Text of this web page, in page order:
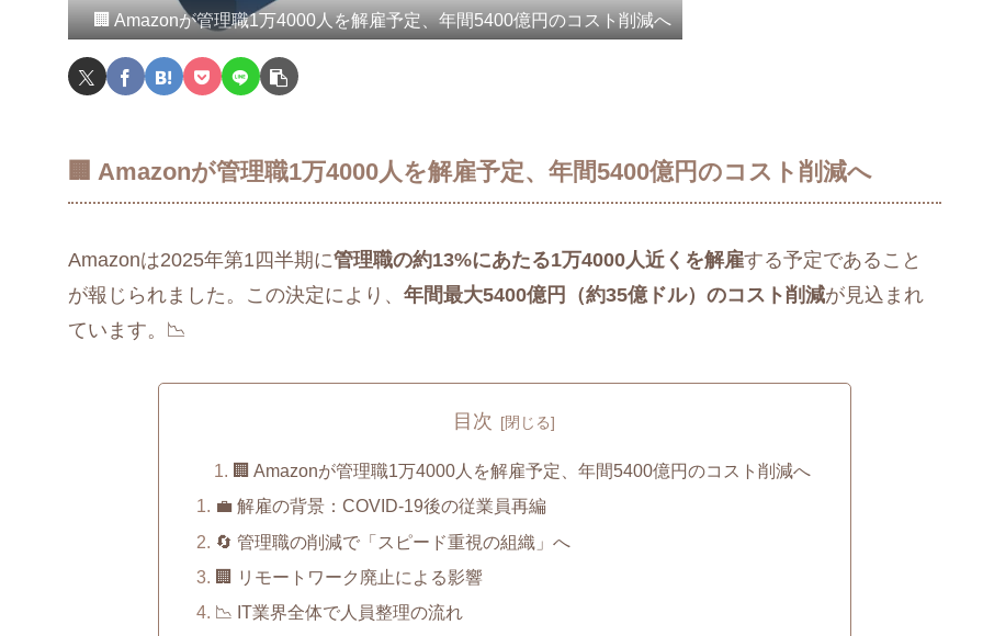
🏢 Amazonが管理職1万4000人を解雇予定、年間5400億円のコスト削減へ
🏢 Amazonが管理職1万4000人を解雇予定、年間5400億円のコスト削減へ
Amazonは2025年第1四半期に管理職の約13%にあたる1万4000人近くを解雇する予定であること
が報じられました。この決定により、 年間最大5400億円（約35億ドル）のコスト削減が見込まれ
ています。📉
目次
🏢 Amazonが管理職1万4000人を解雇予定、年間5400億円のコスト削減へ
💼 解雇の背景：COVID-19後の従業員再編
🔄 管理職の削減で「スピード重視の組織」へ
🏢 リモートワーク廃止による影響
📉 IT業界全体で人員整理の流れ